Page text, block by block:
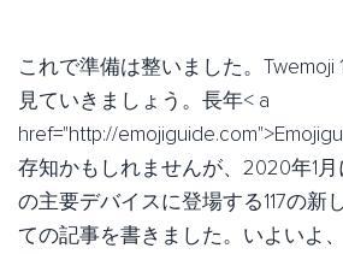
これで準備は整いました。Twemoji
見ていきましょう。長年< a
href="http://
存知かもしれませんが、2020年1
の主要デバイスに登場する117の新
ての記事を書きました。いよいよ